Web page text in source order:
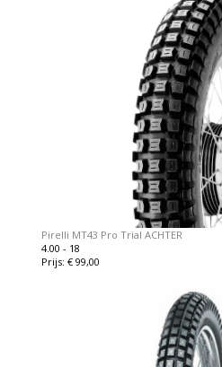
Pirelli MT43 Pro Trial ACHTER
4.00 - 18
Prijs: € 99,00